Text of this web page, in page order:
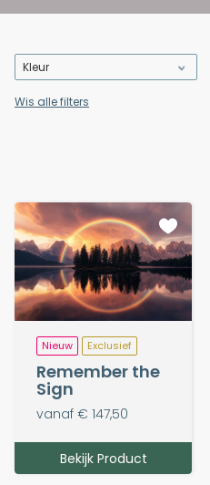
Kleur
Wis alle filters
Nieuw Exclusief
Remember the
Sign
vanaf € 147,50
Bekijk Product